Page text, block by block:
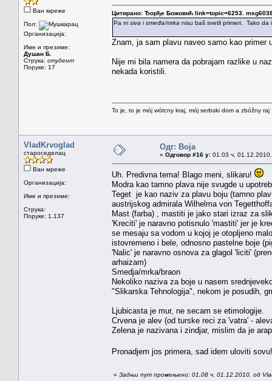
Ван мреже
Пол:
Организација:
Име и презиме:
Душан Б.
Струка: студент
Поруке: 17
Цитирано: Ђорђе Божовић link=topic=6253.
Pa ni siva i smeđa/mrka nisu baš svetli primeri. Tako da
Znam, ja sam plavu naveo samo kao
Nije mi bila namera da pobrajam razlike u
nekada koristili.
To je, to je mój wótcny kraj, mój serbski dom a zbóžny raj
VladKrvoglad
староседелац
Ван мреже
Организација:
Име и презиме:
Струка:
Поруке: 1.137
Одг: Boja
« Одговор #16 у: 01.03 ч.
Uh. Predivna tema! Blago meni, slikaru!
Modra kao tamno plava nije svugde u
Teget je kao naziv za plavu boju (tamno
austrijskog admirala Wilhelma von
Mast (farba) , mastiti je jako stari izraz za
'Kreciti' je naravno potisnulo 'mastiti' jer je
se mesaju sa vodom u kojoj je otopljeno
istovremeno i bele, odnosno pastelne boje
'Nalic' je naravno osnova za glagol 'liciti'
arhaizam)
Smedja/mrka/braon
Nekoliko naziva za boje u nasem
"Slikarska Tehnologija", nekom je posudih,
Ljubicasta je mur, ne secam se etimologije.
Crvena je alev (od turske reci za 'vatra' -
Zelena je nazivana i zindjar, mislim da je
Pronadjem jos primera, sad idem uloviti
« Задњи пут промењено: 01.08 ч. 01.12.2010. од